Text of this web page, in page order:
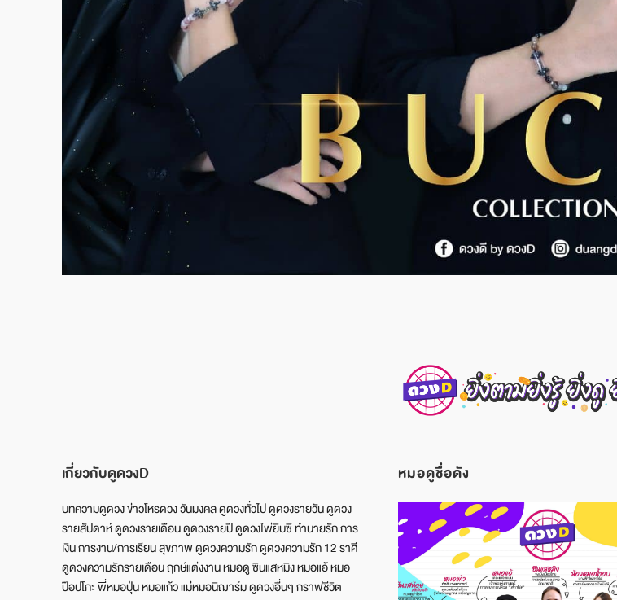
เกี่ยวกับดูดวงD
บทความดูดวง ข่าวโหรดวง วันมงคล ดูดวงทั่วไป ดูดวงรายวัน ดูดวง
รายสัปดาห์ ดูดวงรายเดือน ดูดวงรายปี ดูดวงไพ่ยิบซี ทำนายรัก การ
เงิน การงาน/การเรียน สุขภาพ ดูดวงความรัก ดูดวงความรัก 12 ราศี
ดูดวงความรักรายเดือน ฤกษ์แต่งงาน หมอดู ซินแสหมิง หมอแอ้ หมอ
ป๊อปโกะ พี่หมอปุ่น หมอแก้ว แม่หมอนิฌาร์ม ดูดวงอื่นๆ กราฟชีวิต
หมอดูชื่อดัง